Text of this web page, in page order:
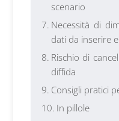
scenario
Necessità di
dati da inserire
Rischio di
diffida
Consigli pratici
In pillole